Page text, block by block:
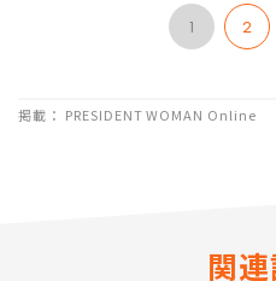
次のペ
職場で顔を合わす